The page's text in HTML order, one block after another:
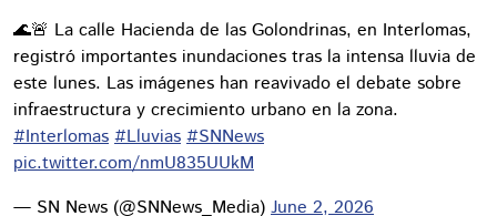
🌊🚨 La calle Hacienda de las Golondrinas, en Interlomas,
registró importantes inundaciones tras la intensa lluvia de
este lunes. Las imágenes han reavivado el debate sobre
infraestructura y crecimiento urbano en la zona.
#Interlomas #Lluvias #SNNews
pic.twitter.com/nmU835UUkM
— SN News (@SNNews_Media) June 2, 2026